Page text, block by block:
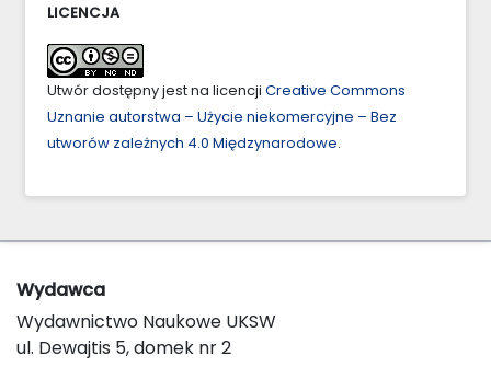
LICENCJA
Utwór dostępny jest na licencji Creative Commons
Uznanie autorstwa – Użycie niekomercyjne – Bez
utworów zależnych 4.0 Międzynarodowe.
Wydawca
Wydawnictwo Naukowe UKSW
ul. Dewajtis 5, domek nr 2